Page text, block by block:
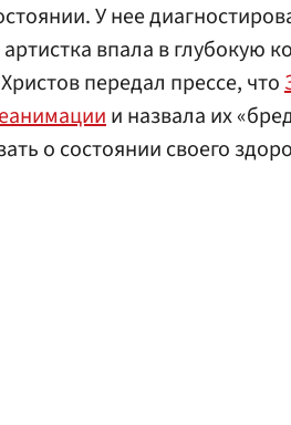
У нее
впала в глубокую
передал прессе, что
и назвала их
о состоянии своего